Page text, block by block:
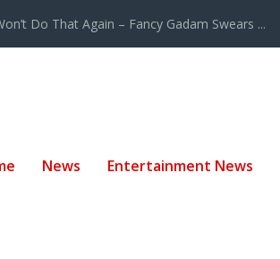
Do That Again – Fancy Gadam Swears ...
News Entertainment News